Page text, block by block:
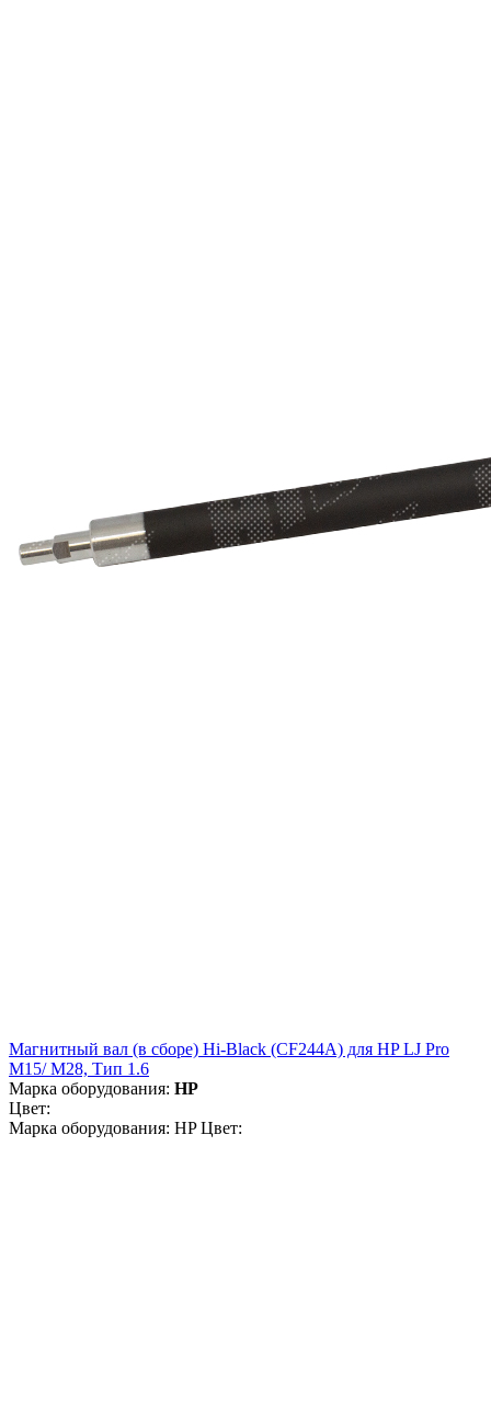
Магнитный вал (в сборе) Hi-Black (CF244A) для HP LJ Pro
M15/ M28, Тип 1.6
Марка оборудования: HP
Цвет:
Марка оборудования: HP Цвет: